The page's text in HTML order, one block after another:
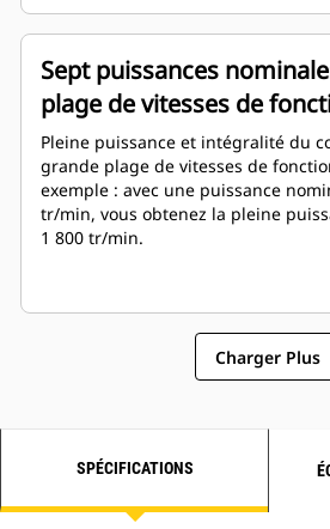
Sept puissances
plage de vitesses de
(WOSR, Wide Operating
Pleine puissance et intégralité du
grande plage de vitesses de
exemple : avec une puissance
tr/min, vous obtenez la pleine
1 800 tr/min.
Charger Plus
SPÉCIFICATIONS